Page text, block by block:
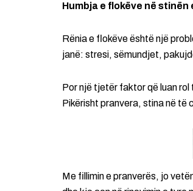
Humbja e flokëve në
Rënia e flokëve është një
janë: stresi, sëmundjet,
Por një tjetër faktor që luan rol
Pikërisht pranvera, stina në të
Me fillimin e pranverës, jo